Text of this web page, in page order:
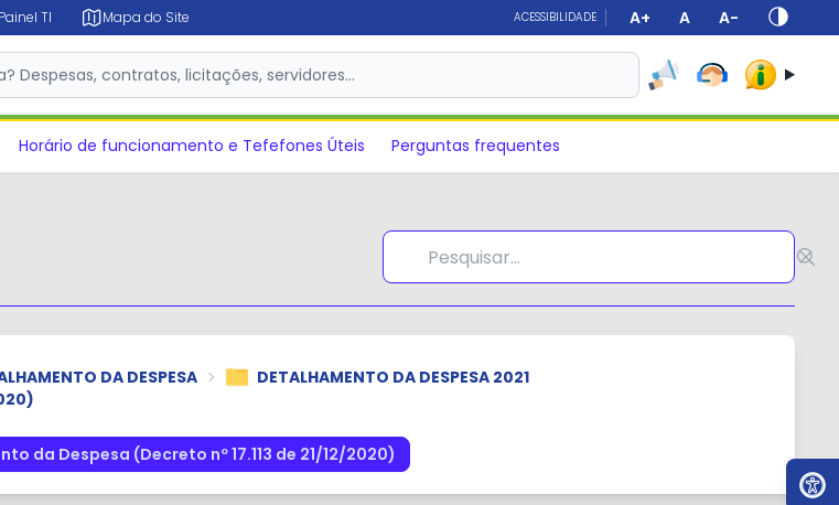
Painel TI Mapa do Site ACESSIBILIDADE A+ A A-
Despesas, contratos, licitações, servidores…
Horário de funcionamento e Tefefones Úteis Perguntas frequentes
DA DESPESA
DETALHAMENTO DA DESPESA 2021
da Despesa (Decreto nº 17.113 de 21/12/2020)
Ir